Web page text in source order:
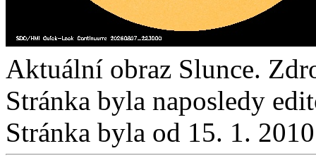
Aktuální obraz Slunce.
Stránka byla naposledy
Stránka byla od 15. 1.